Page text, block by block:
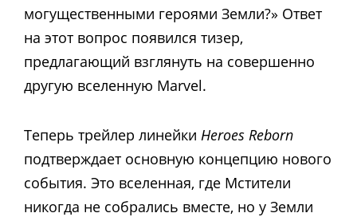
могущественными героями Земли?» Ответ
на этот вопрос появился тизер,
предлагающий взглянуть на совершенно
другую вселенную Marvel.
Теперь трейлер линейки Heroes Reborn
подтверждает основную концепцию нового
события. Это вселенная, где Мстители
никогда не собрались вместе, но у Земли